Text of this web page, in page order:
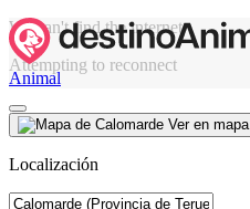
Animal
We can't find the internet
Attempting to reconnect
Ver en mapa
Localización